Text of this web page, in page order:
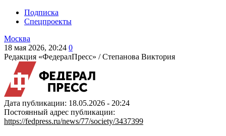
Подписка
Спецпроекты
Москва
18 мая 2026, 20:24 0
Редакция «ФедералПресс» /Степанова Виктория
Дата публикации: 18.05.2026 - 20:24
Постоянный адрес публикации:
https://fedpress.ru/news/77/society/3437399